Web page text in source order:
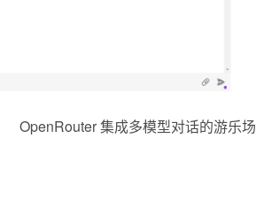
OpenRouter 集成多模型对话的游乐场